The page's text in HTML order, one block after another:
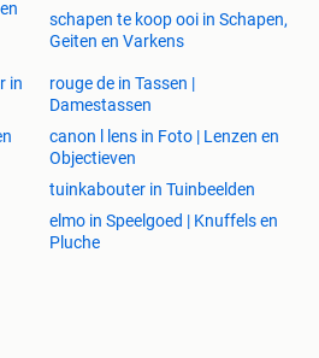
schapen te koop ooi in Schapen,
Geiten en Varkens
in
rouge de in Tassen |
Damestassen
canon l lens in Foto | Lenzen en
Objectieven
tuinkabouter in Tuinbeelden
elmo in Speelgoed | Knuffels en
Pluche